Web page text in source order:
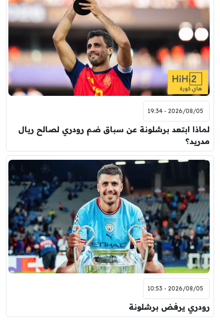
2026/08/05 - 19:34
لماذا ابتعد برشلونة عن سباق ضم رودري لصالح ريال
مدريد؟
2026/08/05 - 10:53
رودري يرفض برشلونة